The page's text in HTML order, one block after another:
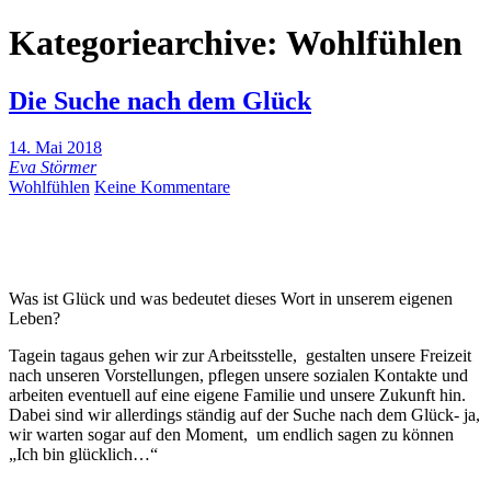
Kategoriearchive: Wohlfühlen
Die Suche nach dem Glück
14. Mai 2018
Eva Störmer
Wohlfühlen Keine Kommentare
Was ist Glück und was bedeutet dieses Wort in unserem eigenen
Leben?
Tagein tagaus gehen wir zur Arbeitsstelle, gestalten unsere Freizeit
nach unseren Vorstellungen, pflegen unsere sozialen Kontakte und
arbeiten eventuell auf eine eigene Familie und unsere Zukunft hin.
Dabei sind wir allerdings ständig auf der Suche nach dem Glück- ja,
wir warten sogar auf den Moment, um endlich sagen zu können
„Ich bin glücklich…“